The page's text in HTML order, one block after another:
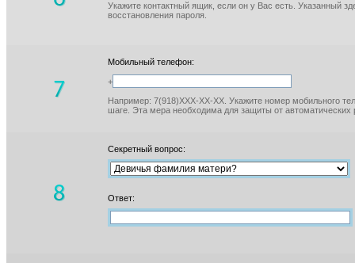
Укажите контактный ящик, если он у Вас есть. Указанный
восстановления пароля.
Мобильный телефон:
+
Например: 7(918)XXX-XX-XX. Укажите номер мобильного
шаге. Эта мера необходима для защиты от автоматических
Секретный вопрос:
Ответ: